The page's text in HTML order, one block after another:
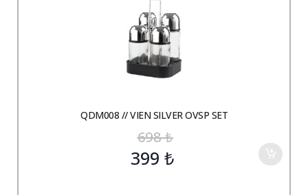
QDM008 // VIEN SILVER OVSP SET
698₺
399 ₺